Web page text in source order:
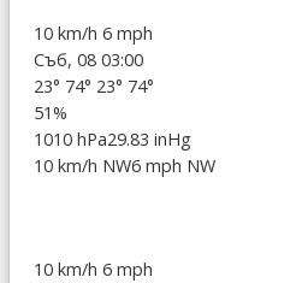
10 km/h 6 mph
Съб, 08 03:00
23° 74° 23° 74°
51%
1010 hPa29.83 inHg
10 km/h NW6 mph NW
10 km/h 6 mph